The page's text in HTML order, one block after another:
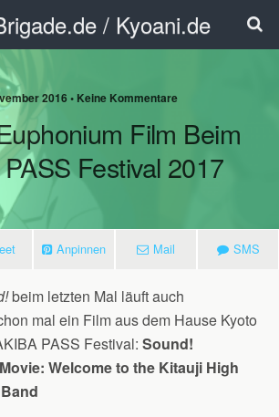
/ Kyoani.de
2016 • Keine Kommentare
Film Beim
Festival 2017
Anpinnen Mail SMS
beim letzten Mal läuft auch
mal ein Film aus dem Hause Kyoto
PASS Festival: Sound!
Welcome to the Kitauji High